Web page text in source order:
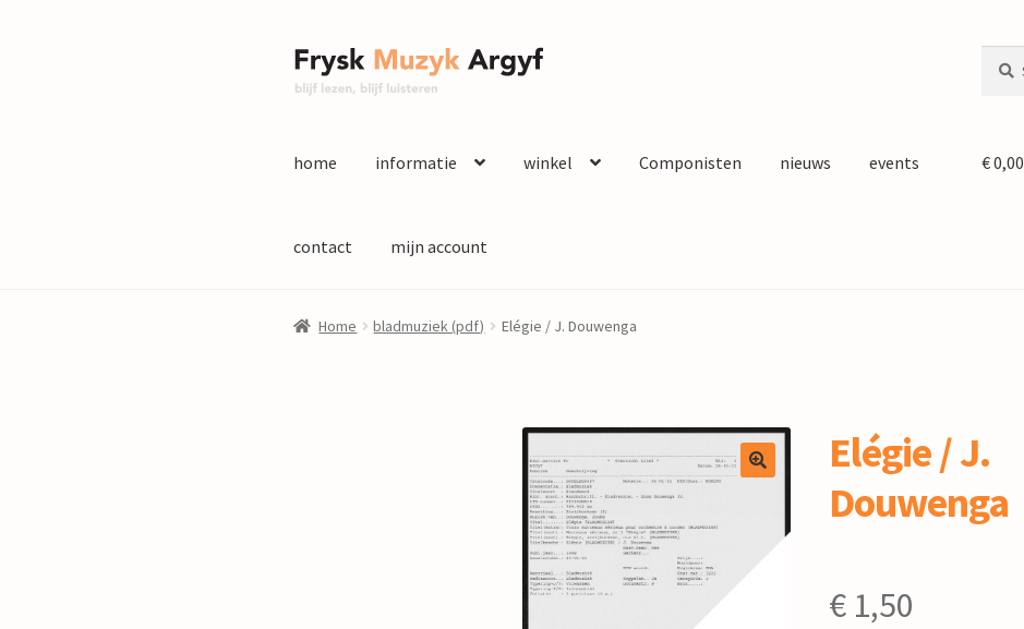
Ga
door
Ga
naar
for:
home informatie winkel Componisten nieuws events
contact mijn account
€0,00
Home bladmuziek (pdf) Elégie / J. Douwenga
Elégie / J.
Douwenga
€1,50